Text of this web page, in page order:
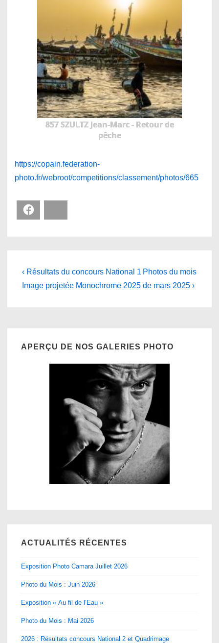
857 SZULTZ Jean-Marc - Retour de
pêche
https://copain.federation-
photo.fr/webroot/competitions/classement/photos/665
Navigation
de
Previous
Post
‹ Résultats du concours National 1
Image projetée Monochrome 2025
Next
Post
Photos du mois
de mars 2025 ›
APERÇU DE NOS GALERIES PHOTO
ACTUALITÉS RÉCENTES
Exposition Photo Camara Juillet 2026
Photo du Mois : Juin 2026
Exposition « Au fil de l’Eau »
Photo du Mois : Mai 2026
2026 : Résultats concours National 2 et Quadrimage